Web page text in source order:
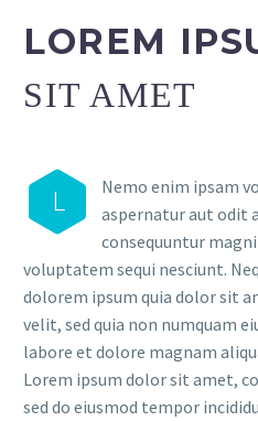
LOREM
SIT AMET
L
Nemo enim ipsam
aspernatur aut odit
consequuntur
voluptatem sequi nesciunt.
dolorem ipsum quia dolor sit
velit, sed quia non numquam
labore et dolore magnam
Lorem ipsum dolor sit amet,
sed do eiusmod tempor